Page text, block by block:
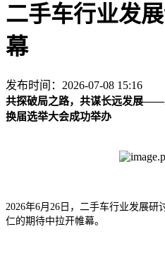
二手车行业发
幕
发布时间：2026-07-08 15:16
共探破局之路，共谋长远发展——
换届选举大会成功举办
2026年6月26日，二手车行业发展研
仁的期待中拉开帷幕。